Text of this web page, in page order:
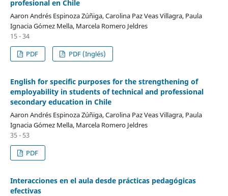
profesional en Chile
Aaron Andrés Espinoza Zúñiga, Carolina Paz Veas Villagra, Paula
Ignacia Gómez Mella, Marcela Romero Jeldres
15 - 34
PDF
PDF (Inglés)
English for specific purposes for the strengthening of
employability in students of technical and professional
secondary education in Chile
Aaron Andrés Espinoza Zúñiga, Carolina Paz Veas Villagra, Paula
Ignacia Gómez Mella, Marcela Romero Jeldres
35 - 53
PDF
Interacciones en el aula desde prácticas pedagógicas
efectivas